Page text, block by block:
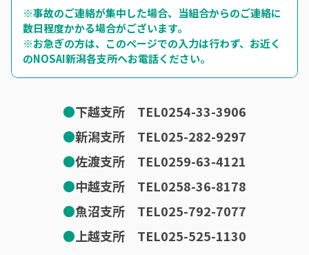
※事故のご連絡が集中した場合、当組合からのご連絡に
数日程度かかる場合がございます。
※お急ぎの方は、このページでの入力は行わず、お近く
のNOSAI新潟各支所へお電話ください。
●下越支所 TEL0254-33-3906
●新潟支所 TEL025-282-9297
●佐渡支所 TEL0259-63-4121
●中越支所 TEL0258-36-8178
●魚沼支所 TEL025-792-7077
●上越支所 TEL025-525-1130